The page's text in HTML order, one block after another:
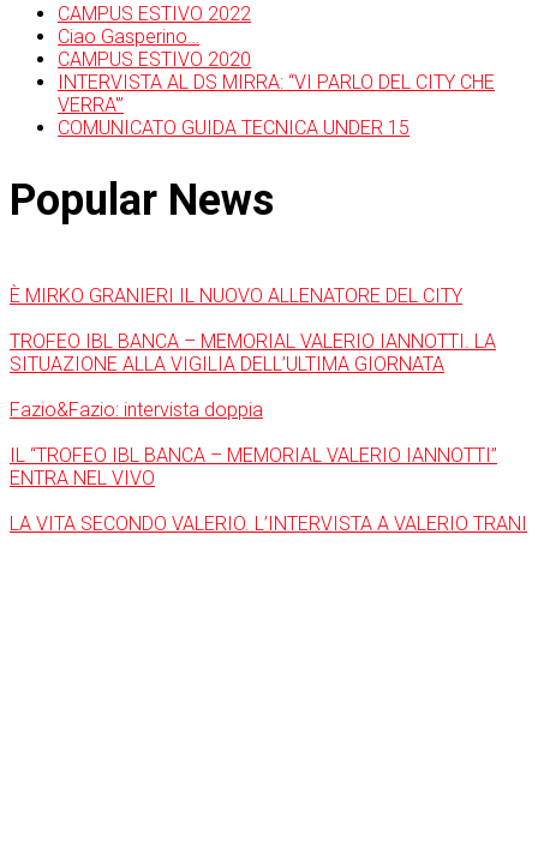
CAMPUS ESTIVO 2022
Ciao Gasperino…
CAMPUS ESTIVO 2020
INTERVISTA AL DS MIRRA: “VI PARLO DEL CITY CHE
VERRA'”
COMUNICATO GUIDA TECNICA UNDER 15
Popular News
È MIRKO GRANIERI IL NUOVO ALLENATORE DEL CITY
TROFEO IBL BANCA – MEMORIAL VALERIO IANNOTTI. LA
SITUAZIONE ALLA VIGILIA DELL’ULTIMA GIORNATA
Fazio&Fazio: intervista doppia
IL “TROFEO IBL BANCA – MEMORIAL VALERIO IANNOTTI”
ENTRA NEL VIVO
LA VITA SECONDO VALERIO. L’INTERVISTA A VALERIO TRANI